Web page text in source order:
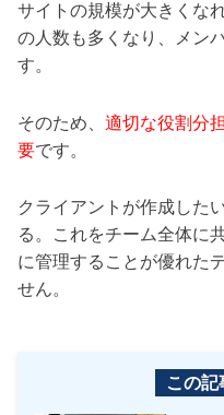
サイトの規模が大きくな
の人数も多くなり、メン
す。
そのため、 適切な役割分
要です。
クライアントが作成した
る。これをチーム全体に
に管理することが優れた
せん。
この記